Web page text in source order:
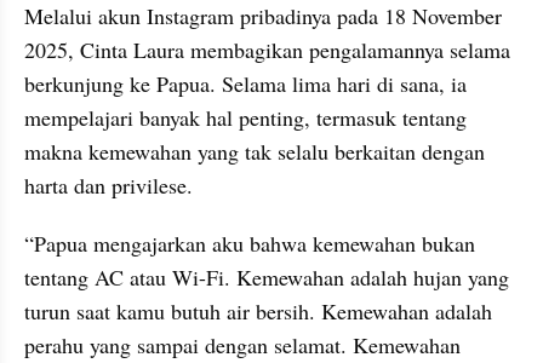
Melalui akun Instagram pribadinya pada 18 November
2025, Cinta Laura membagikan pengalamannya selama
berkunjung ke Papua. Selama lima hari di sana, ia
mempelajari banyak hal penting, termasuk tentang
makna kemewahan yang tak selalu berkaitan dengan
harta dan privilese.
“Papua mengajarkan aku bahwa kemewahan bukan
tentang AC atau Wi-Fi. Kemewahan adalah hujan yang
turun saat kamu butuh air bersih. Kemewahan adalah
perahu yang sampai dengan selamat. Kemewahan